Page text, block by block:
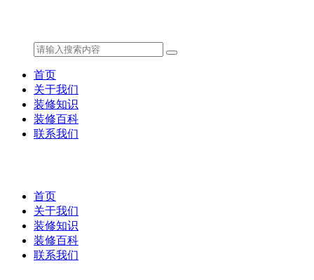
首页
关于我们
装修知识
装修百科
联系我们
首页
关于我们
装修知识
装修百科
联系我们